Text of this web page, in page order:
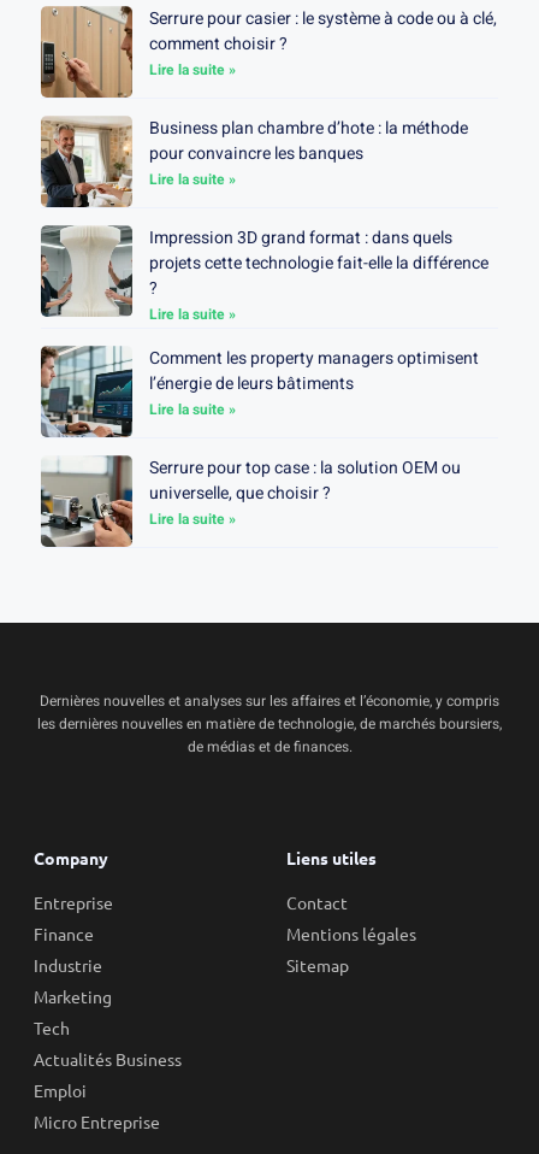
Serrure pour casier : le système à code ou à clé,
comment choisir ?
Lire la suite »
Business plan chambre d’hote : la méthode
pour convaincre les banques
Lire la suite »
Impression 3D grand format : dans quels
projets cette technologie fait-elle la différence
?
Lire la suite »
Comment les property managers optimisent
l’énergie de leurs bâtiments
Lire la suite »
Serrure pour top case : la solution OEM ou
universelle, que choisir ?
Lire la suite »
Dernières nouvelles et analyses sur les affaires et l’économie, y compris
les dernières nouvelles en matière de technologie, de marchés boursiers,
de médias et de finances.
Company
Entreprise
Finance
Industrie
Marketing
Tech
Actualités Business
Emploi
Micro Entreprise
Liens utiles
Contact
Mentions légales
Sitemap